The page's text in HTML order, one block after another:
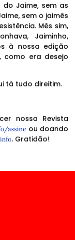
Jaime, sem as
sem o jaimês
Mês sim,
Jaiminho,
à nossa edição
como era desejo
tá tudo direitim.
nossa Revista
assine ou doando
. Gratidão!